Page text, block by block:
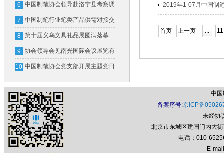
展
6 中国制笔协会领导赴洛宁县考察调
研
7 中国制笔行业笔类产品供需对接交
流会在义乌成功举办
8 第十届义乌文具礼品展圆满落幕
首届制笔文具工业展全新亮相
9 协会领导会见南光国际会议展览有
限公司领导一行
10 中国制笔协会党支部开展主题党日
活动
2019年1-07月中国制
首页 上一页 ... 11
中
备案序号:京ICP备
未经协
北京市东城区建国门内大
电话：010-
E-